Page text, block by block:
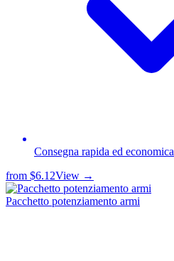
Consegna rapida ed economica
from $6.12View →
Pacchetto potenziamento armi